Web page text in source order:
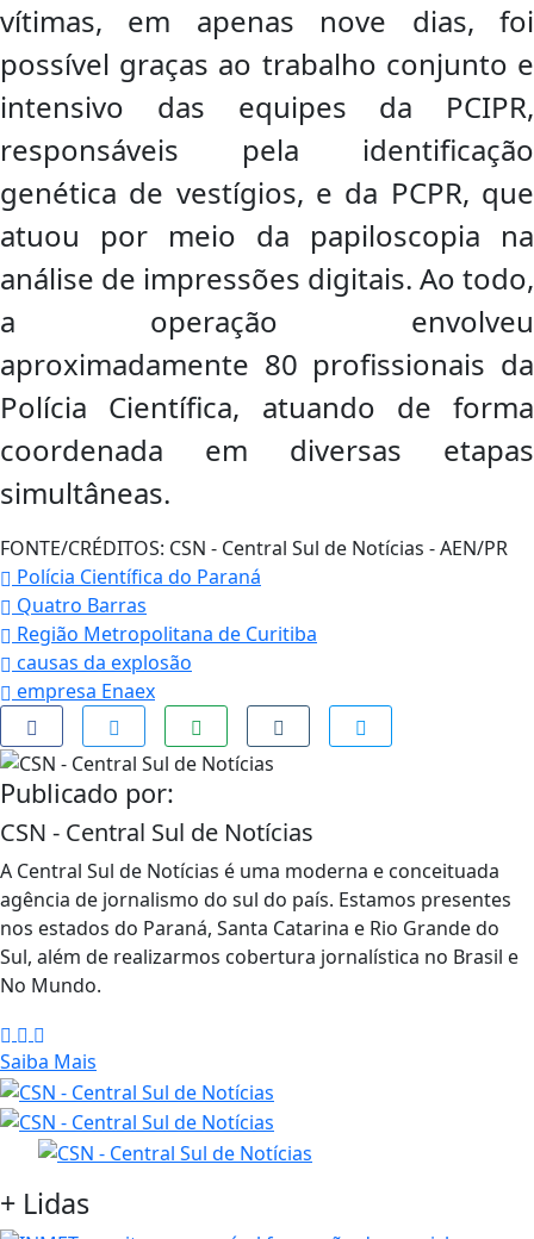
vítimas, em apenas nove dias, foi
possível graças ao trabalho conjunto e
intensivo das equipes da PCIPR,
responsáveis pela identificação
genética de vestígios, e da PCPR, que
atuou por meio da papiloscopia na
análise de impressões digitais. Ao todo,
a operação envolveu
aproximadamente 80 profissionais da
Polícia Científica, atuando de forma
coordenada em diversas etapas
simultâneas.
FONTE/CRÉDITOS: CSN - Central Sul de Notícias - AEN/PR
Polícia Científica do Paraná
Quatro Barras
Região Metropolitana de Curitiba
causas da explosão
empresa Enaex
Publicado por:
CSN - Central Sul de Notícias
A Central Sul de Notícias é uma moderna e conceituada
agência de jornalismo do sul do país. Estamos presentes
nos estados do Paraná, Santa Catarina e Rio Grande do
Sul, além de realizarmos cobertura jornalística no Brasil e
No Mundo.
Saiba Mais
+ Lidas